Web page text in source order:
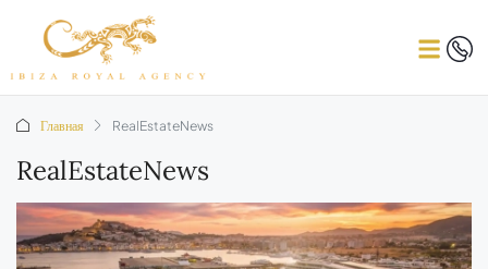
Главная RealEstateNews
RealEstateNews